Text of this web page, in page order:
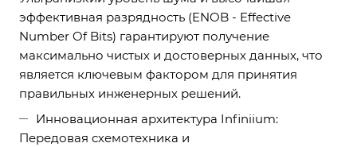
эффективная разрядность (ENOB - Effective
Number Of Bits) гарантируют получение
максимально чистых и достоверных данных, что
является ключевым фактором для принятия
правильных инженерных решений.
Инновационная архитектура Infiniium:
Передовая схемотехника и